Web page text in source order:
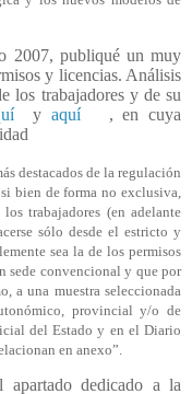
2007, publiqué un muy
y licencias. Análisis
los trabajadores y de su
y aquí
, en cuya
destacados de la regulación
bien de forma no exclusiva,
trabajadores (en adelante
sólo desde el estricto y
sea la de los permisos
sede convencional y que por
a una muestra seleccionada
provincial y/o de
del Estado y en el Diario
en anexo”.
apartado dedicado a la